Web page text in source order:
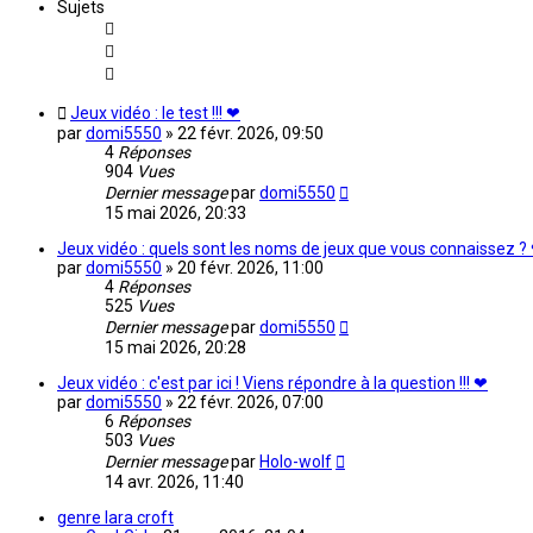
Sujets
Jeux vidéo : le test !!! ❤
pardomi5550 » 22 févr. 2026, 09:50
4 Réponses
904 Vues
Dernier messagepardomi5550
15 mai 2026, 20:33
Jeux vidéo : quels sont les noms de jeux que vous connaissez
pardomi5550 » 20 févr. 2026, 11:00
4 Réponses
525 Vues
Dernier messagepardomi5550
15 mai 2026, 20:28
Jeux vidéo : c'est par ici ! Viens répondre à la question !!! ❤
pardomi5550 » 22 févr. 2026, 07:00
6 Réponses
503 Vues
Dernier messagepar Holo-wolf
14 avr. 2026, 11:40
genre lara croft